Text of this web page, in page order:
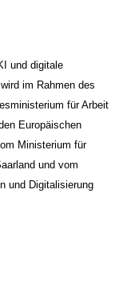
und digitale
im Rahmen des
für Arbeit
Europäischen
Ministerium für
und vom
und Digitalisierung